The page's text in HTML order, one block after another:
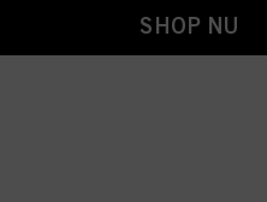
SHOP NU